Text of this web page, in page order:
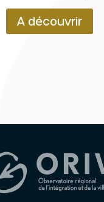
A découvrir